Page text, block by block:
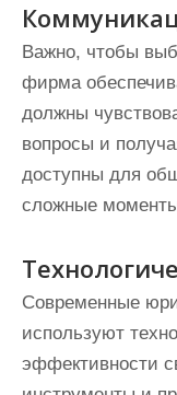
Важно, чтобы
фирма
должны
вопросы и
доступны для
сложные
Современные
используют
эффективности